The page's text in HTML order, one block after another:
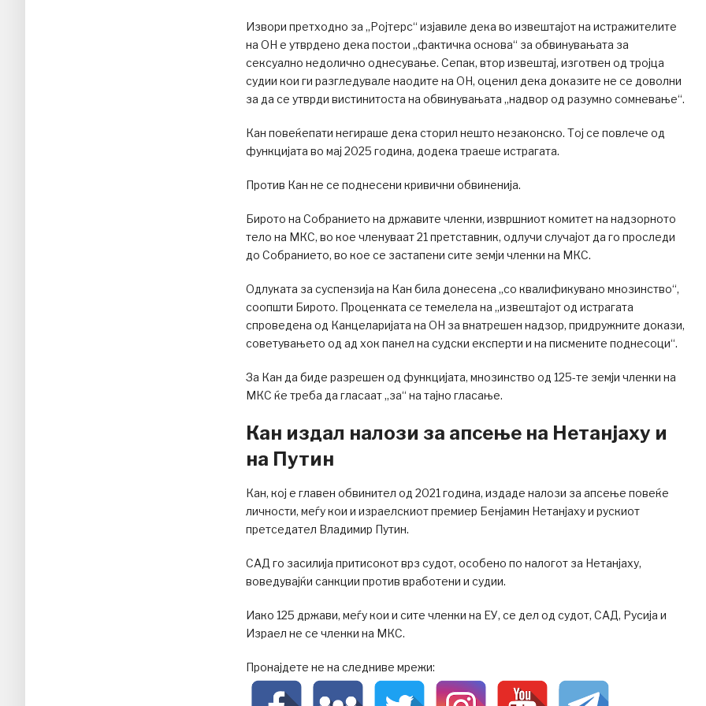
Извори претходно за „Ројтерс“ изјавиле дека во извештајот на истражителите
на ОН е утврдено дека постои „фактичка основа“ за обвинувањата за
сексуално недолично однесување. Сепак, втор извештај, изготвен од тројца
судии кои ги разгледувале наодите на ОН, оценил дека доказите не се доволни
за да се утврди вистинитоста на обвинувањата „надвор од разумно сомневање“.
Кан повеќепати негираше дека сторил нешто незаконско. Тој се повлече од
функцијата во мај 2025 година, додека траеше истрагата.
Против Кан не се поднесени кривични обвиненија.
Бирото на Собранието на државите членки, извршниот комитет на надзорното
тело на МКС, во кое членуваат 21 претставник, одлучи случајот да го проследи
до Собранието, во кое се застапени сите земји членки на МКС.
Одлуката за суспензија на Кан била донесена „со квалификувано мнозинство“,
соопшти Бирото. Проценката се темелела на „извештајот од истрагата
спроведена од Канцеларијата на ОН за внатрешен надзор, придружните докази,
советувањето од ад хок панел на судски експерти и на писмените поднесоци“.
За Кан да биде разрешен од функцијата, мнозинство од 125-те земји членки на
МКС ќе треба да гласаат „за“ на тајно гласање.
Кан издал налози за апсење на Нетанјаху и
на Путин
Кан, кој е главен обвинител од 2021 година, издаде налози за апсење повеќе
личности, меѓу кои и израелскиот премиер Бенјамин Нетанјаху и рускиот
претседател Владимир Путин.
САД го засилија притисокот врз судот, особено по налогот за Нетанјаху,
воведувајќи санкции против вработени и судии.
Иако 125 држави, меѓу кои и сите членки на ЕУ, се дел од судот, САД, Русија и
Израел не се членки на МКС.
Пронајдете не на следниве мрежи: